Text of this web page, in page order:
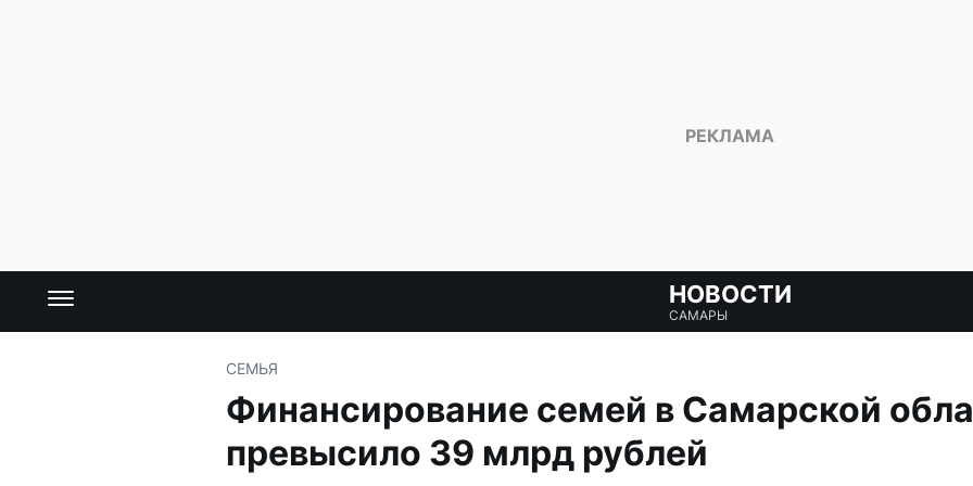
НОВОСТИ
САМАРЫ
СЕМЬЯ
Финансирование семей в Самарской
превысило 39 млрд рублей